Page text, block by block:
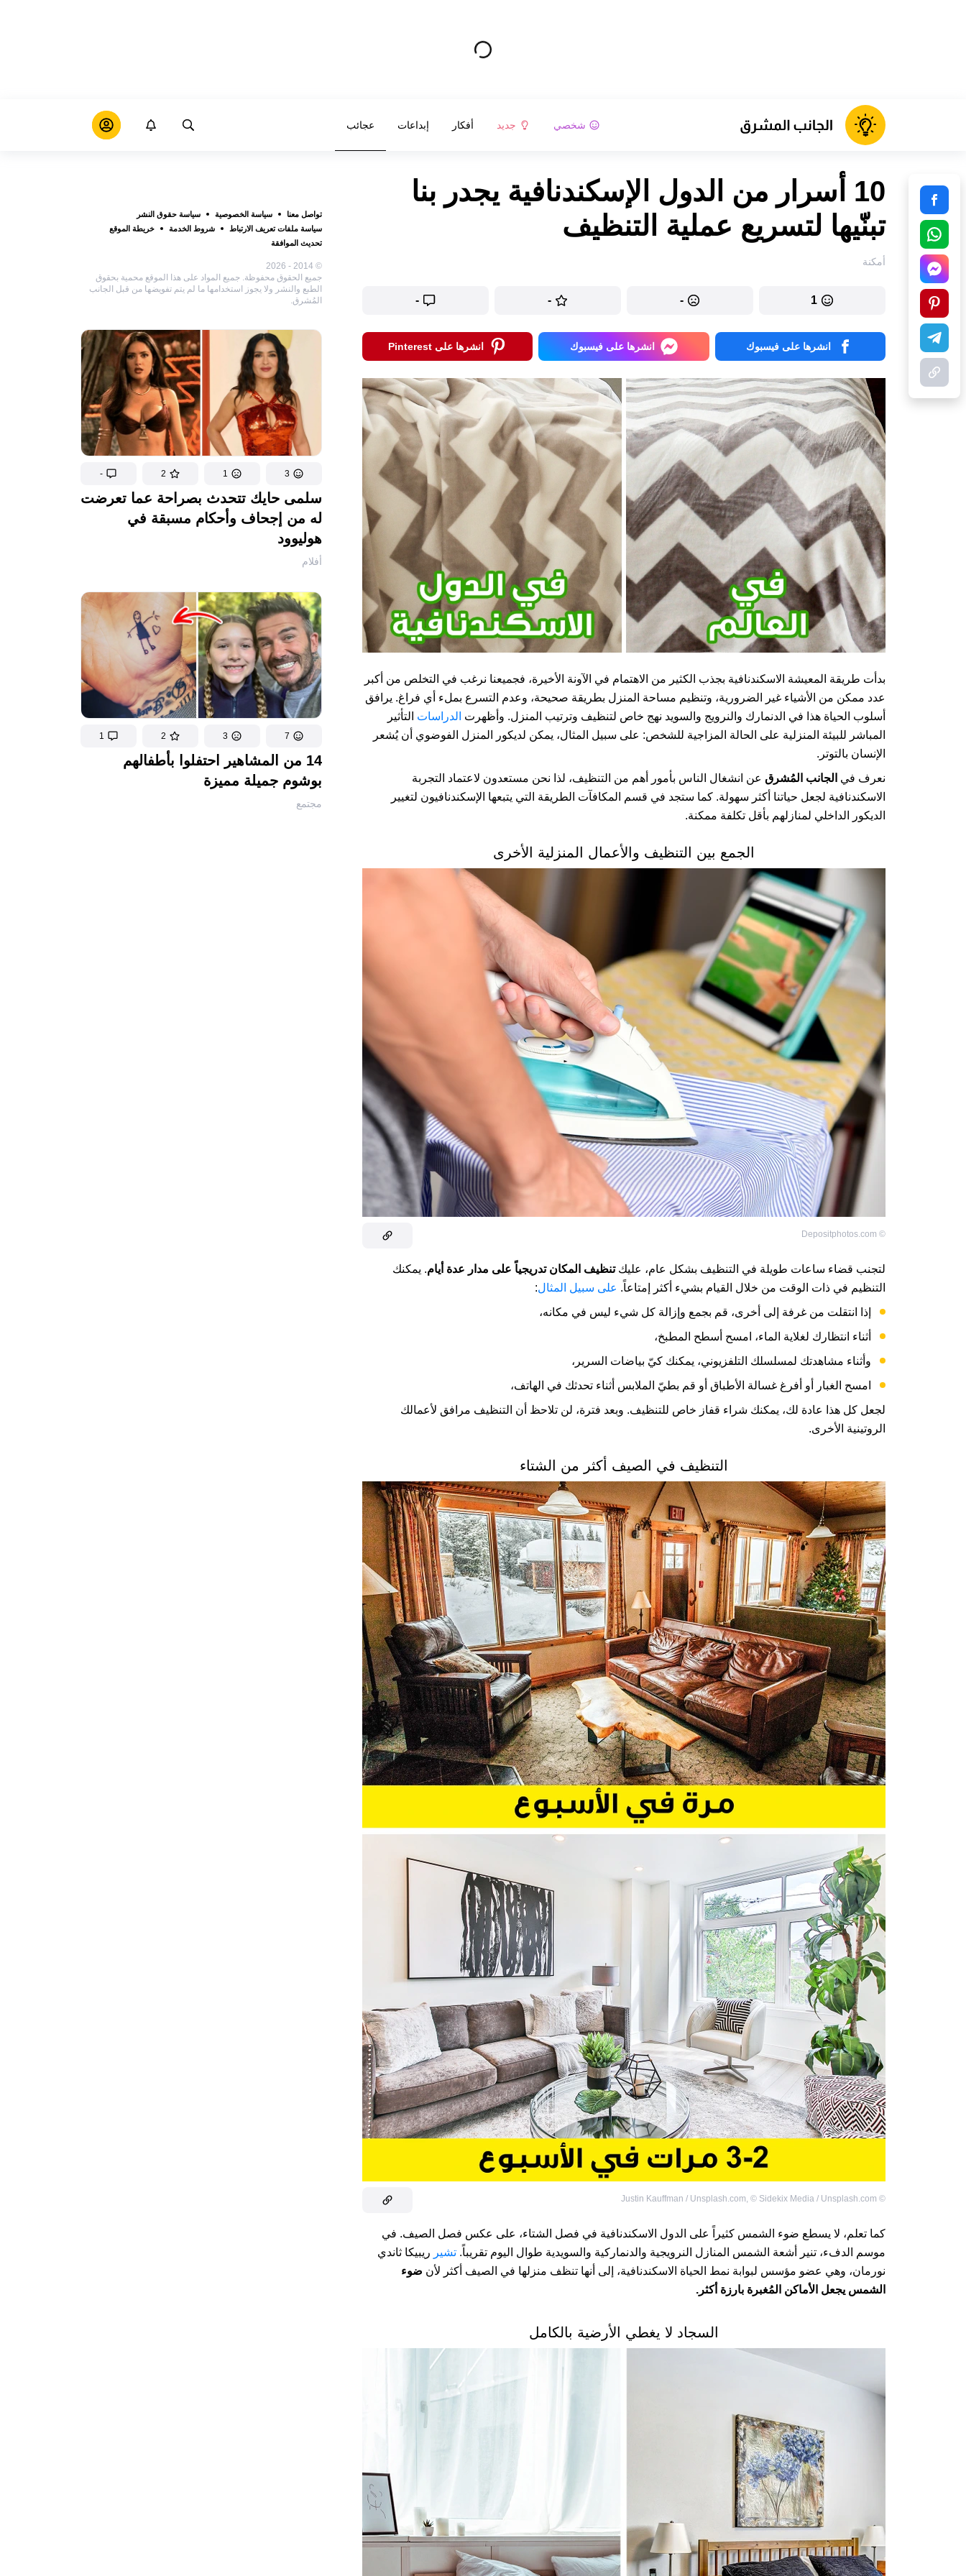
شخصي جديد أفكار إبداعات عجائب
تواصل معنا سياسة الخصوصية
سياسة حقوق النشر
سياسة ملفات تعريف الارتباط
شروط الخدمة
خريطة الموقع
تحديث الموافقة
© 2014 - 2026
جميع الحقوق محفوظة. جميع المواد على هذا الموقع محمية بحقوق
الطبع والنشر ولا يجوز استخدامها ما لم يتم تفويضها من قبل الجانب
المُشرق.
3
1
2
-
سلمى حايك تتحدث بصراحة عما تعرضت
له من إجحاف وأحكام مسبقة في
هوليوود
أفلام
7
3
2
1
14 من المشاهير احتفلوا بأطفالهم
بوشوم جميلة مميزة
مجتمع
10 أسرار من الدول الإسكندنافية يجدر بنا
تبنّيها لتسريع عملية التنظيف
أمكنة
1
-
-
-
انشرها على فيسبوك انشرها على فيسبوك انشرها على Pinterest
بدأت طريقة المعيشة الاسكندنافية بجذب الكثير من الاهتمام في الآونة الأخيرة، فجميعنا نرغب في التخلص من أكبر
عدد ممكن من الأشياء غير الضرورية، وتنظيم مساحة المنزل بطريقة صحيحة، وعدم التسرع بملء أي فراغ. يرافق
أسلوب الحياة هذا في الدنمارك والنرويج والسويد نهج خاص لتنظيف وترتيب المنزل. وأظهرت الدراسات التأثير
المباشر للبيئة المنزلية على الحالة المزاجية للشخص: على سبيل المثال، يمكن لديكور المنزل الفوضوي أن يُشعر
الإنسان بالتوتر.
نعرف في الجانب المُشرق عن انشغال الناس بأمور أهم من التنظيف، لذا نحن مستعدون لاعتماد التجربة
الاسكندنافية لجعل حياتنا أكثر سهولة. كما ستجد في قسم المكافآت الطريقة التي يتبعها الإسكندنافيون لتغيير
الديكور الداخلي لمنازلهم بأقل تكلفة ممكنة.
الجمع بين التنظيف والأعمال المنزلية الأخرى
©
Depositphotos.com
لتجنب قضاء ساعات طويلة في التنظيف بشكل عام، عليكتنظيف المكان تدريجياً على مدار عدة أيام. يمكنك
التنظيم في ذات الوقت من خلال القيام بشيء أكثر إمتاعاً. على سبيل المثال:
إذا انتقلت من غرفة إلى أخرى، قم بجمع وإزالة كل شيء ليس في مكانه،
أثناء انتظارك لغلاية الماء، امسح أسطح المطبخ،
وأثناء مشاهدتك لمسلسلك التلفزيوني، يمكنك كيّ بياضات السرير،
امسح الغبار أو أفرغ غسالة الأطباق أو قم بطيّ الملابس أثناء تحدثك في الهاتف،
لجعل كل هذا عادة لك، يمكنك شراء قفاز خاص للتنظيف. وبعد فترة، لن تلاحظ أن التنظيف مرافق لأعمالك
الروتينية الأخرى.
التنظيف في الصيف أكثر من الشتاء
©
Justin Kauffman / Unsplash.com, © Sidekix Media / Unsplash.com
كما تعلم، لا يسطع ضوء الشمس كثيراً على الدول الاسكندنافية في فصل الشتاء، على عكس فصل الصيف. في
موسم الدفء، تنير أشعة الشمس المنازل النرويجية والدنماركية والسويدية طوال اليوم تقريباً. تشير ريبيكا ثاندي
نورمان، وهي عضو مؤسس لبوابة نمط الحياة الاسكندنافية، إلى أنها تنظف منزلها في الصيف أكثر لأن ضوء
الشمس يجعل الأماكن المُغبرة بارزة أكثر.
السجاد لا يغطي الأرضية بالكامل